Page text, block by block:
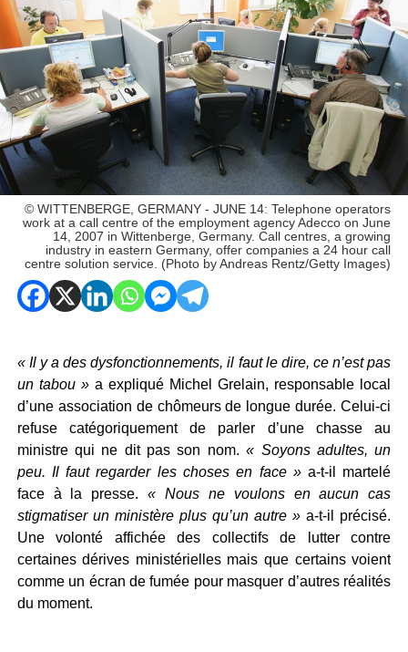
© WITTENBERGE, GERMANY - JUNE 14: Telephone operators
work at a call centre of the employment agency Adecco on June
14, 2007 in Wittenberge, Germany. Call centres, a growing
industry in eastern Germany, offer companies a 24 hour call
centre solution service. (Photo by Andreas Rentz/Getty Images)
« Il y a des dysfonctionnements, il faut le dire, ce n’est pas
un tabou »a expliqué Michel Grelain, responsable local
d’une association de chômeurs de longue durée. Celui-ci
refuse catégoriquement de parler d’une chasse au
ministre qui ne dit pas son nom. « Soyons adultes, un
peu. Il faut regarder les choses en face »a-t-il martelé
face à la presse.« Nous ne voulons en aucun cas
stigmatiser un ministère plus qu’un autre » a-t-il précisé.
Une volonté affichée des collectifs de lutter contre
certaines dérives ministérielles mais que certains voient
comme un écran de fumée pour masquer d’autres réalités
du moment.